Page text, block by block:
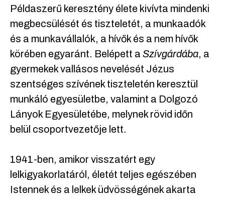
Példaszerű keresztény élete kivívta mindenki
megbecsülését és tiszteletét, a munkaadók
és a munkavállalók, a hívők és a nem hívők
körében egyaránt. Belépett a Szívgárdába, a
gyermekek vallásos nevelését Jézus
szentséges szívének tiszteletén keresztül
munkáló egyesületbe, valamint a Dolgozó
Lányok Egyesületébe, melynek rövid időn
belül csoportvezetője lett.
1941-ben, amikor visszatért egy
lelkigyakorlatáról, életét teljes egészében
Istennek és a lelkek üdvösségének akarta